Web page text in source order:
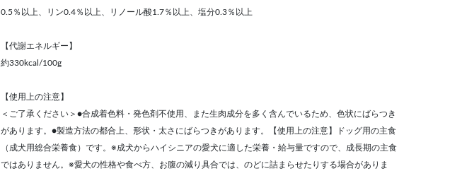
0.5％以上、リン0.4％以上、リノール酸1.7％以上、塩分0.3％以上
【代謝エネルギー】
約330kcal/100g
【使用上の注意】
＜ご了承ください＞●合成着色料・発色剤不使用、また生肉成分を多く含んでいるため、色状にばらつき
があります。●製造方法の都合上、形状・太さにばらつきがあります。【使用上の注意】ドッグ用の主食
（成犬用総合栄養食）です。※成犬からハイシニアの愛犬に適した栄養・給与量ですので、成長期の主食
ではありません。※愛犬の性格や食べ方、お腹の減り具合では、のどに詰まらせたりする場合がありま